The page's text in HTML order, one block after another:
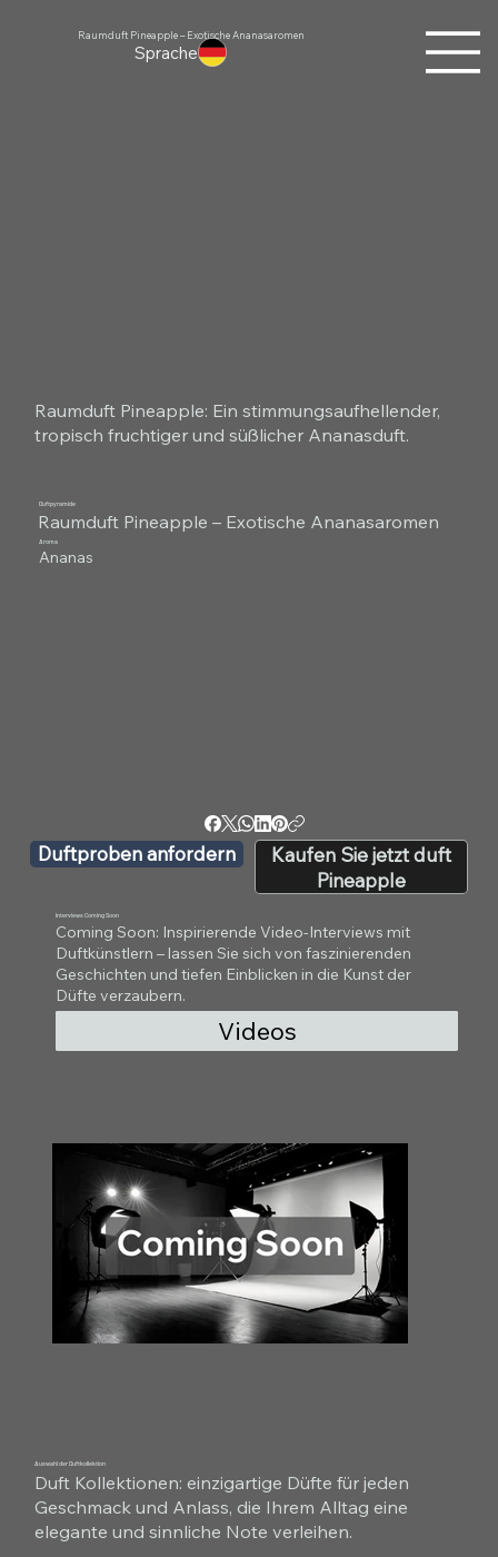
Sprache
Raumduft Pineapple – Exotische Ananasaromen
Raumduft Pineapple: Ein stimmungsaufhellender,
tropisch fruchtiger und süßlicher Ananasduft.
Duftpyramide
Raumduft Pineapple – Exotische Ananasaromen
Aroma
Ananas
Duftproben anfordern
Kaufen Sie jetzt duft
Pineapple
Interviews Coming Soon
Coming Soon: Inspirierende Video-Interviews mit
Duftkünstlern – lassen Sie sich von faszinierenden
Geschichten und tiefen Einblicken in die Kunst der
Düfte verzaubern.
Videos
Auswahl der Duftkollektion
Duft Kollektionen: einzigartige Düfte für jeden
Geschmack und Anlass, die Ihrem Alltag eine
elegante und sinnliche Note verleihen.